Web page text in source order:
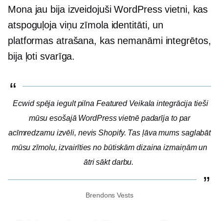
Mona jau bija izveidojuši WordPress vietni, kas
atspoguļoja viņu zīmola identitāti, un
platformas atrašana, kas nemanāmi integrētos,
bija ļoti svarīga.
Ecwid spēja iegultpilna FeaturedVeikala integrācija tieši
mūsu esošajā WordPress vietnē padarīja to par
acīmredzamu izvēli, nevis Shopify. Tas ļāva mums saglabāt
mūsu zīmolu, izvairīties no būtiskām dizaina izmaiņām un
ātri sākt darbu.
Brendons Vests